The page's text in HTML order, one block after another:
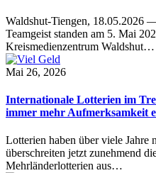
Waldshut-Tiengen, 18.05.2026
Teamgeist standen am 5. Mai
Kreismedienzentrum Waldshut…
Mai 26, 2026
Internationale Lotterien im
immer mehr Aufmerksamkeit
Lotterien haben über viele
überschreiten jetzt zunehmend
Mehrländerlotterien aus…